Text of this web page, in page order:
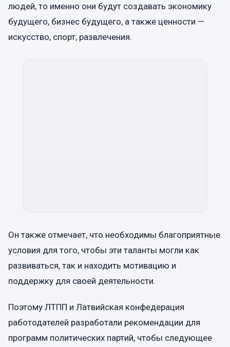
людей, то именно они будут создавать экономику
будущего, бизнес будущего, а также ценности —
искусство, спорт, развлечения.
Он также отмечает, что необходимы благоприятные
условия для того, чтобы эти таланты могли как
развиваться, так и находить мотивацию и
поддержку для своей деятельности.
Поэтому ЛТПП и Латвийская конфедерация
работодателей разработали рекомендации для
программ политических партий, чтобы следующее